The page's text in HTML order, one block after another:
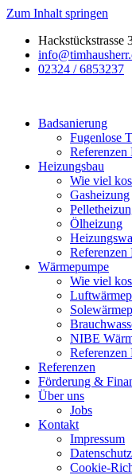
Zum Inhalt springen
Hackstückstrasse
02324 / 6853237
Badsanierung
Fugenlose
Referenzen
Heizungsbau
Wie viel
Gasheizung
Ölheizung
Referenzen
Wärmepumpe
Wie viel
NIBE
Referenzen
Referenzen
Förderung &
Über uns
Jobs
Kontakt
Impressum
Datenschutz
Cookie-